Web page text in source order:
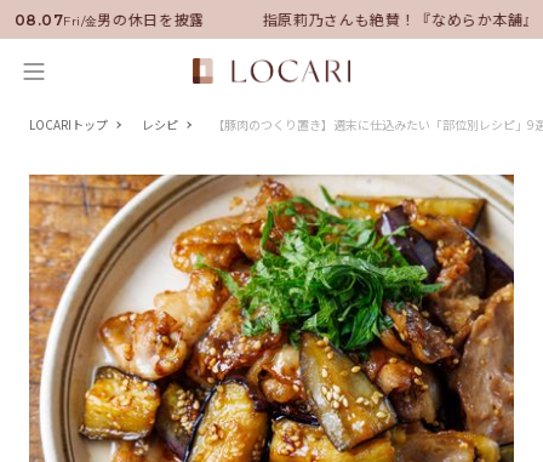
08.07Fri/金
就任！いい男の休日を披露 指原莉乃さんも絶賛！『なめらか本舗』
LOCARIトップ レシピ 【豚肉のつくり置き】週末に仕込みたい「部位別レシピ」9